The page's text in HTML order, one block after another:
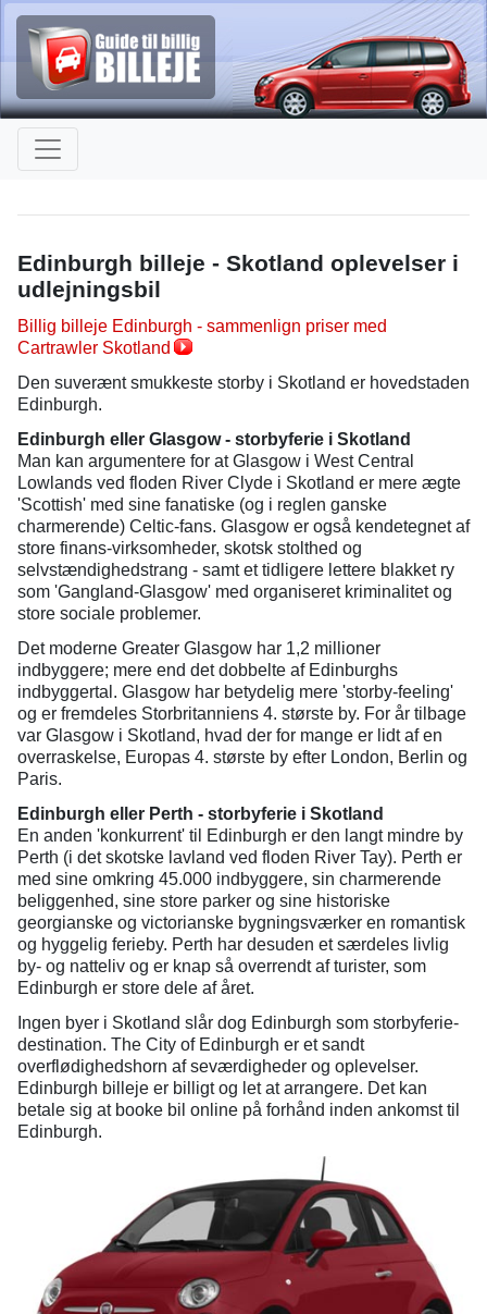
Edinburgh billeje - Skotland oplevelser i
udlejningsbil
Billig billeje Edinburgh - sammenlign priser med
Cartrawler Skotland
Den suverænt smukkeste storby i Skotland er hovedstaden
Edinburgh.
Edinburgh eller Glasgow - storbyferie i Skotland
Man kan argumentere for at Glasgow i West Central
Lowlands ved floden River Clyde i Skotland er mere ægte
'Scottish' med sine fanatiske (og i reglen ganske
charmerende) Celtic-fans. Glasgow er også kendetegnet af
store finans-virksomheder, skotsk stolthed og
selvstændighedstrang - samt et tidligere lettere blakket ry
som 'Gangland-Glasgow' med organiseret kriminalitet og
store sociale problemer.
Det moderne Greater Glasgow har 1,2 millioner
indbyggere; mere end det dobbelte af Edinburghs
indbyggertal. Glasgow har betydelig mere 'storby-feeling'
og er fremdeles Storbritanniens 4. største by. For år tilbage
var Glasgow i Skotland, hvad der for mange er lidt af en
overraskelse, Europas 4. største by efter London, Berlin og
Paris.
Edinburgh eller Perth - storbyferie i Skotland
En anden 'konkurrent' til Edinburgh er den langt mindre by
Perth (i det skotske lavland ved floden River Tay). Perth er
med sine omkring 45.000 indbyggere, sin charmerende
beliggenhed, sine store parker og sine historiske
georgianske og victorianske bygningsværker en romantisk
og hyggelig ferieby. Perth har desuden et særdeles livlig
by- og natteliv og er knap så overrendt af turister, som
Edinburgh er store dele af året.
Ingen byer i Skotland slår dog Edinburgh som storbyferie-
destination. The City of Edinburgh er et sandt
overflødighedshorn af seværdigheder og oplevelser.
Edinburgh billeje er billigt og let at arrangere. Det kan
betale sig at booke bil online på forhånd inden ankomst til
Edinburgh.